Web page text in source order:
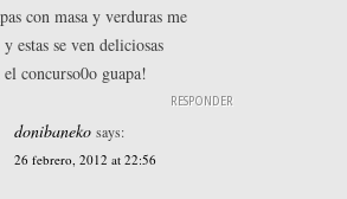
con masa y verduras me
estas se ven deliciosas
el concurso0o guapa!
RESPONDER
donibaneko says:
26 febrero, 2012 at 22:56